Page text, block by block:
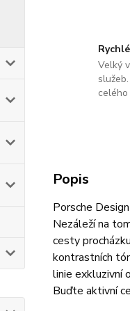
Velký
celého
Popis
Porsche
Nezáleží na
cesty
kontrastních
linie exkluzivní
Buďte aktivní